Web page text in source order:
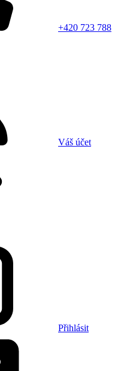
+420 723 788
Váš účet
Přihlásit